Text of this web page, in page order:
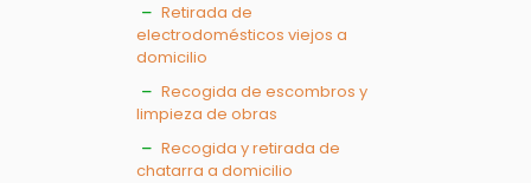
Retirada de
electrodomésticos viejos a
domicilio
Recogida de escombros y
limpieza de obras
Recogida y retirada de
chatarra a domicilio